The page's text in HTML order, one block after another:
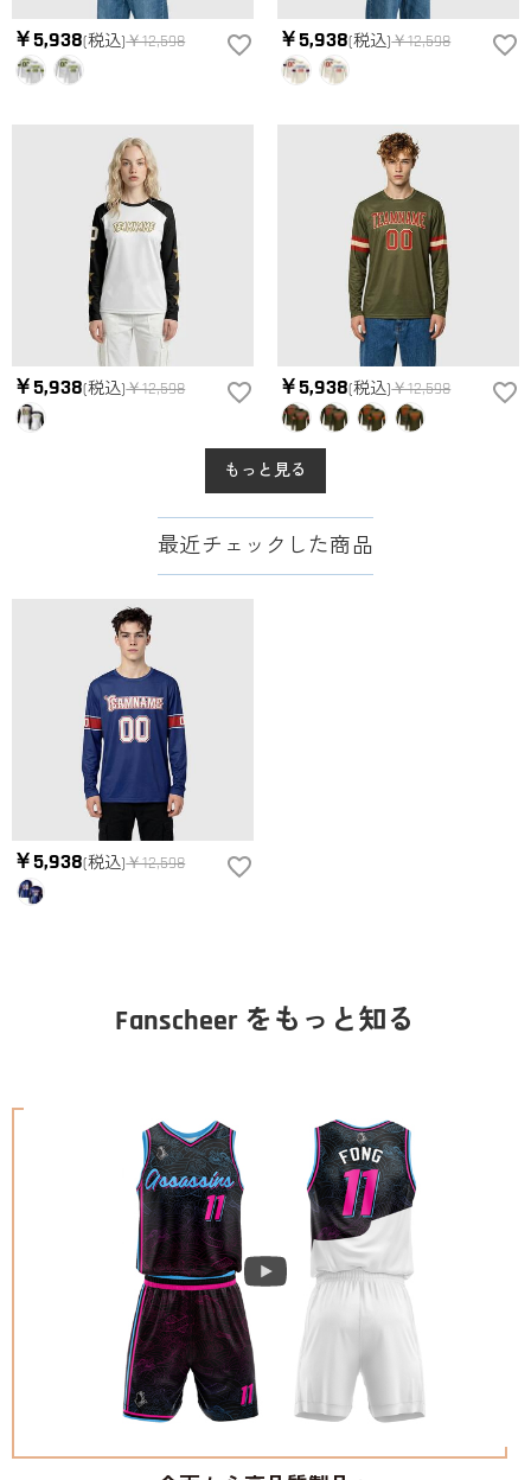
￥5,938(税込)￥12,598 ￥5,938(税込)￥12,598
￥5,938(税込)￥12,598 ￥5,938(税込)￥12,598
もっと見る
最近チェックした商品
￥5,938(税込)￥12,598
Fanscheer をもっと知る